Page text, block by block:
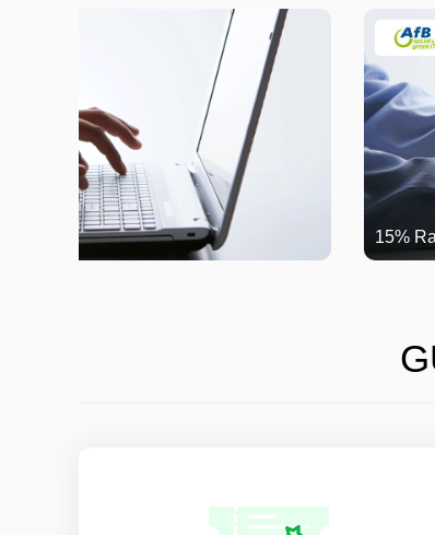
15% Rabatt auf Fujitsu